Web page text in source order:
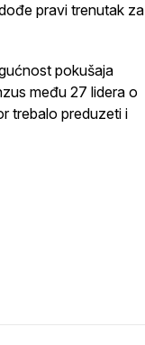
pravi trenutak za
pokušaja
među 27 lidera o
trebalo preduzeti i